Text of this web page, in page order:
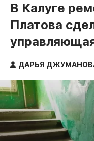
Новости
Статьи
Народные
Авто и
Криминал
Культура
Образование
В Калуге
Платова
ДАРЬЯ